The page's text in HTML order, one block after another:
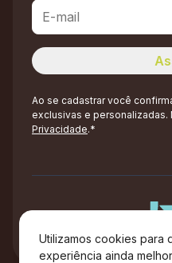
Utilizamos cookies para
experiência ainda
Ao se cadastrar você
exclusivas e personalizadas.
Privacidade.*